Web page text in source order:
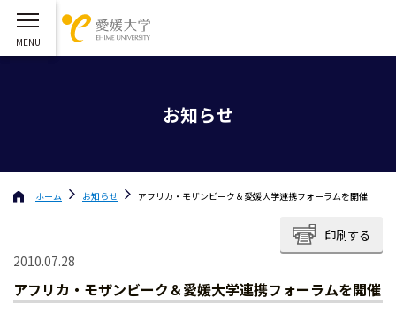
お知らせ
ホーム お知らせ アフリカ・モザンビーク＆愛媛大学連携フォーラムを開催
印刷する
2010.07.28
アフリカ・モザンビーク＆愛媛大学連携フォーラムを開催